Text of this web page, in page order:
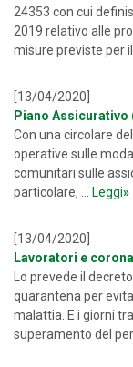
24353 con cui
2019 relativo alle
misure previste per il
[13/04/2020]
Piano
Con una circolare
operative sulle
comunitari sulle
particolare, ...
Leggi»
[13/04/2020]
Lavoratori e
Lo prevede il
quarantena per
malattia. E i giorni
superamento del